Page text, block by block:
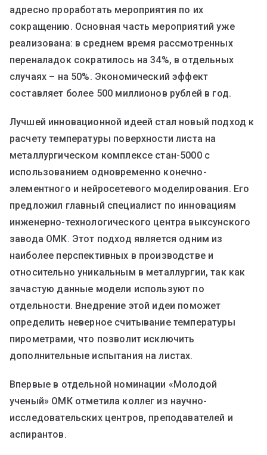
адресно проработать мероприятия по их
сокращению. Основная часть мероприятий уже
реализована: в среднем время рассмотренных
переналадок сократилось на 34%, в отдельных
случаях – на 50%. Экономический эффект
составляет более 500 миллионов рублей в год.
Лучшей инновационной идеей стал новый подход к
расчету температуры поверхности листа на
металлургическом комплексе стан-5000 с
использованием одновременно конечно-
элементного и нейросетевого моделирования. Его
предложил главный специалист по инновациям
инженерно-технологического центра выксунского
завода ОМК. Этот подход является одним из
наиболее перспективных в производстве и
относительно уникальным в металлургии, так как
зачастую данные модели используют по
отдельности. Внедрение этой идеи поможет
определить неверное считывание температуры
пирометрами, что позволит исключить
дополнительные испытания на листах.
Впервые в отдельной номинации «Молодой
ученый» ОМК отметила коллег из научно-
исследовательских центров, преподавателей и
аспирантов.